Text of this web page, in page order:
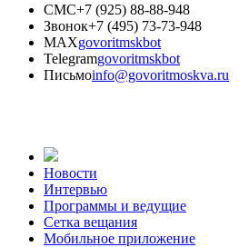
СМС+7 (925) 88-88-948
Звонок+7 (495) 73-73-948
MAXgovoritmskbot
Telegramgovoritmskbot
Письмоinfo@govoritmoskva.ru
Новости
Интервью
Программы и ведущие
Сетка вещания
Мобильное приложение